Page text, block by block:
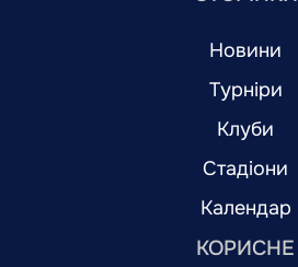
Новини
Турніри
Клуби
Стадіони
Календар
КОРИСНЕ